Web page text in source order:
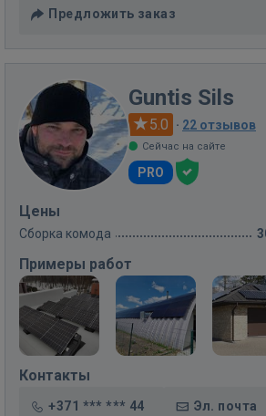
Предложить заказ
Guntis Sils
5.0 · 22 отзывов
Сейчас на сайте
PRO
Цены
Сборка комода
Примеры работ
Контакты
+371 *** *** 44 Эл. почта